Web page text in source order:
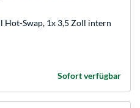
Hot-Swap, 1x 3,5 Zoll intern
Sofort verfügbar